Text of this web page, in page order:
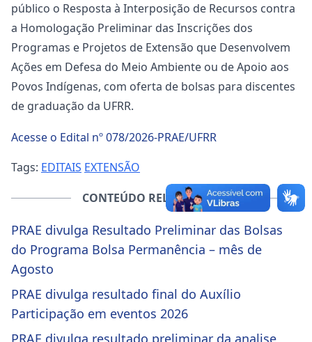
público o Resposta à Interposição de Recursos contra
a Homologação Preliminar das Inscrições dos
Programas e Projetos de Extensão que Desenvolvem
Ações em Defesa do Meio Ambiente ou de Apoio aos
Povos Indígenas, com oferta de bolsas para discentes
de graduação da UFRR.
Acesse o Edital nº 078/2026-PRAE/UFRR
Tags: EDITAIS EXTENSÃO
CONTEÚDO RELACIONADO
PRAE divulga Resultado Preliminar das Bolsas
do Programa Bolsa Permanência – mês de
Agosto
PRAE divulga resultado final do Auxílio
Participação em eventos 2026
PRAE divulga resultado preliminar da analise